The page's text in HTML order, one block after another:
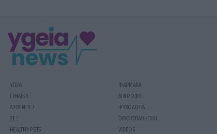
ΥΓΕΙΑ
ΦΑΡΜΑΚΑ
ΓΥΝΑΙΚΑ
ΔΙΑΤΡΟΦΗ
ΑΣΘΕΝΕΙΕΣ
ΨΥΧΟΛΟΓΙΑ
ΣΕΞ
ΟΜΟΙΟΠΑΘΗΤΙΚΗ
HEALTHY PETS
VIDEOS